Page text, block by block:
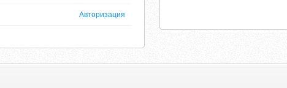
Авторизация